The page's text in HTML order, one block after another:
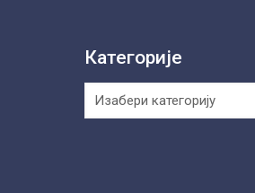
Категорије